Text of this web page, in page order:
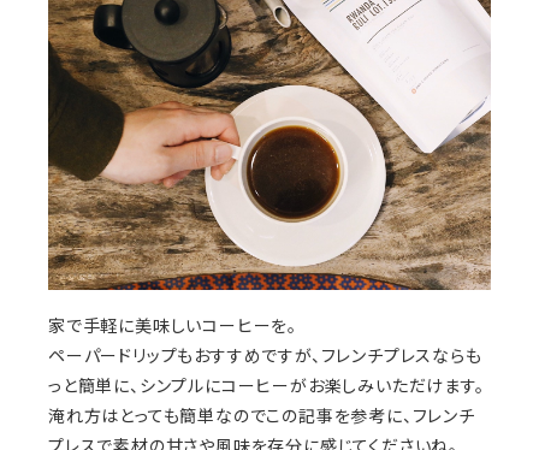
家で手軽に美味しいコーヒーを。
ペーパードリップもおすすめですが、フレンチプレスならも
っと簡単に、シンプルにコーヒーがお楽しみいただけます。
淹れ方はとっても簡単なのでこの記事を参考に、フレンチ
プレスで素材の甘さや風味を存分に感じてくださいね。